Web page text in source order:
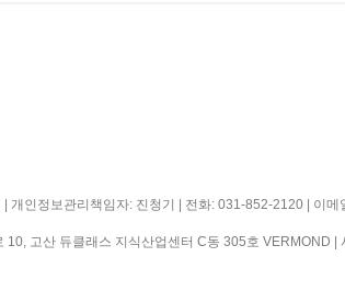
| 개인정보관리책임자: 진청기 | 전화: 031-852-2120 | 이
10, 고산 듀클래스 지식산업센터 C동 305호 VERMOND |